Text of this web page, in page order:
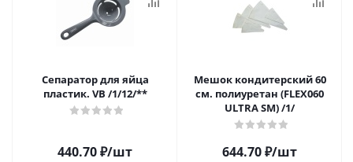
Сепаратор для яйца
пластик. VB /1/12/**
440.70₽/шт
Мешок кондитерский 60
см. полиуретан (FLEX060
ULTRA SM) /1/
644.70₽/шт